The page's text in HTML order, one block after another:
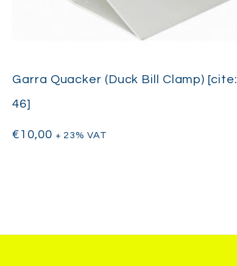
Garra Quacker (Duck Bill Clamp) [cite:
46]
€ 10,00 + 23% VAT